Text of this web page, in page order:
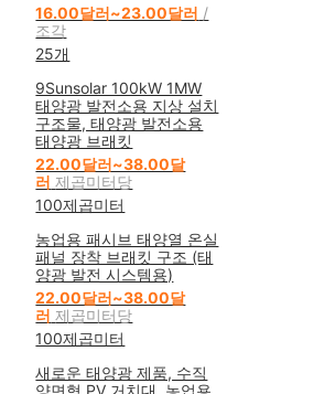
16.00달러~23.00달러 /
조각
25개
9Sunsolar 100kW 1MW
태양광 발전소용 지상 설치
구조물, 태양광 발전소용
태양광 브래킷
22.00달러~38.00달
러 제곱미터당
100제곱미터
농업용 패시브 태양열 온실
패널 장착 브래킷 구조 (태
양광 발전 시스템용)
22.00달러~38.00달
러 제곱미터당
100제곱미터
새로운 태양광 제품, 수직
양면형 PV 거치대, 농업용